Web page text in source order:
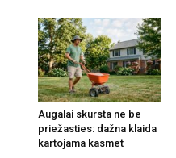
Augalai skursta ne be
priežasties: dažna klaida
kartojama kasmet